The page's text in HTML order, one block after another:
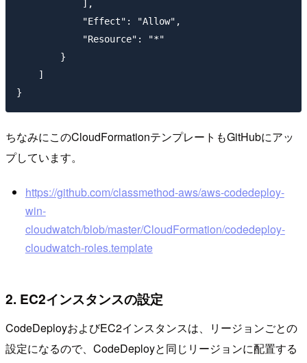
            ],
            "Effect": "Allow",
            "Resource": "*"
        }
    ]
ちなみにこのCloudFormationテンプレートもGitHubにアッ
プしています。
https://github.com/classmethod-aws/aws-codedeploy-
win-
cloudwatch/blob/master/CloudFormation/codedeploy-
cloudwatch-roles.template
2. EC2インスタンスの設定
CodeDeployおよびEC2インスタンスは、リージョンごとの
設定になるので、CodeDeployと同じリージョンに配置する